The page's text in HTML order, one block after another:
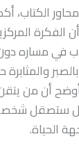
الكتاب، أكد
الفكرة
في مساره
أن من
ستصقل
الحياة.